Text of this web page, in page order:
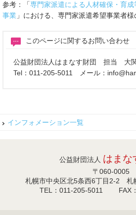
参考：「専門家派遣による人材確保・育
事業 」における、専門家派遣希望事業者
このページに関するお問い合わせ
公益財団法人はまなす財団 担当 大
Tel：011-205-5011 メール：
インフォメーション一覧
公益財団法人 はまな
〒060-0005
札幌市中央区北5条西6丁目2-2 札
TEL：011-205-5011 FAX